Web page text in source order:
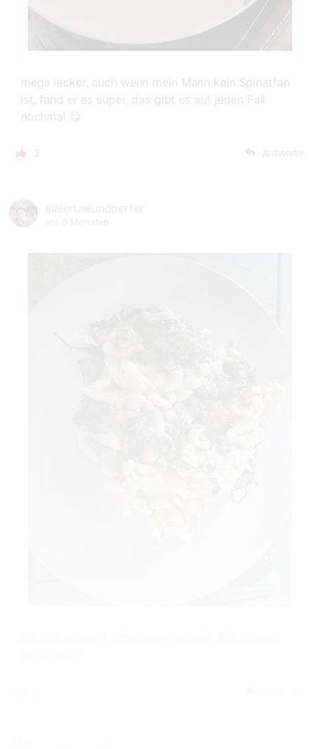
mega lecker, auch wenn mein Mann kein Spinatfan
ist, fand er es super, das gibt es auf jeden Fall
nochmal 😋
3 Antworte
eileen.neundoerfer
vor 6 Monaten